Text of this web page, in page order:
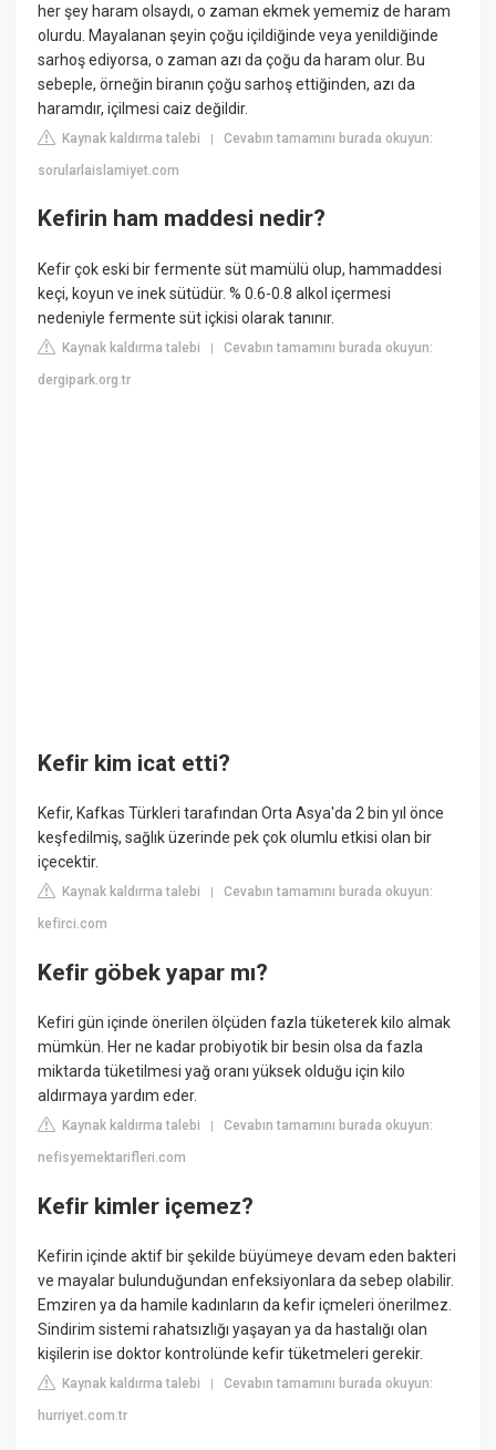
her şey haram olsaydı, o zaman ekmek yememiz de haram
olurdu. Mayalanan şeyin çoğu içildiğinde veya yenildiğinde
sarhoş ediyorsa, o zaman azı da çoğu da haram olur. Bu
sebeple, örneğin biranın çoğu sarhoş ettiğinden, azı da
haramdır, içilmesi caiz değildir.
Kaynak kaldırma talebi |Cevabın tamamını burada okuyun:
sorularlaislamiyet.com
Kefirin ham maddesi nedir?
Kefir çok eski bir fermente süt mamülü olup, hammaddesi
keçi, koyun ve inek sütüdür. % 0.6-0.8 alkol içermesi
nedeniyle fermente süt içkisi olarak tanınır.
Kaynak kaldırma talebi |Cevabın tamamını burada okuyun:
dergipark.org.tr
Kefir kim icat etti?
Kefir, Kafkas Türkleri tarafından Orta Asya'da 2 bin yıl önce
keşfedilmiş, sağlık üzerinde pek çok olumlu etkisi olan bir
içecektir.
Kaynak kaldırma talebi |Cevabın tamamını burada okuyun:
kefirci.com
Kefir göbek yapar mı?
Kefiri gün içinde önerilen ölçüden fazla tüketerek kilo almak
mümkün. Her ne kadar probiyotik bir besin olsa da fazla
miktarda tüketilmesi yağ oranı yüksek olduğu için kilo
aldırmaya yardım eder.
Kaynak kaldırma talebi |Cevabın tamamını burada okuyun:
nefisyemektarifleri.com
Kefir kimler içemez?
Kefirin içinde aktif bir şekilde büyümeye devam eden bakteri
ve mayalar bulunduğundan enfeksiyonlara da sebep olabilir.
Emziren ya da hamile kadınların da kefir içmeleri önerilmez.
Sindirim sistemi rahatsızlığı yaşayan ya da hastalığı olan
kişilerin ise doktor kontrolünde kefir tüketmeleri gerekir.
Kaynak kaldırma talebi |Cevabın tamamını burada okuyun:
hurriyet.com.tr